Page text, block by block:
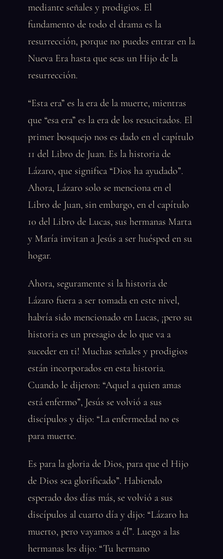
mediante señales y prodigios. El
fundamento de todo el drama es la
resurrección, porque no puedes entrar en la
Nueva Era hasta que seas un Hijo de la
resurrección.
“Esta era” es la era de la muerte, mientras
que “esa era” es la era de los resucitados. El
primer bosquejo nos es dado en el capítulo
11 del Libro de Juan. Es la historia de
Lázaro, que significa “Dios ha ayudado”.
Ahora, Lázaro solo se menciona en el
Libro de Juan, sin embargo, en el capítulo
10 del Libro de Lucas, sus hermanas Marta
y María invitan a Jesús a ser huésped en su
hogar.
Ahora, seguramente si la historia de
Lázaro fuera a ser tomada en este nivel,
habría sido mencionado en Lucas, ¡pero su
historia es un presagio de lo que va a
suceder en ti! Muchas señales y prodigios
están incorporados en esta historia.
Cuando le dijeron: “Aquel a quien amas
está enfermo”, Jesús se volvió a sus
discípulos y dijo: “La enfermedad no es
para muerte.
Es para la gloria de Dios, para que el Hijo
de Dios sea glorificado”. Habiendo
esperado dos días más, se volvió a sus
discípulos al cuarto día y dijo: “Lázaro ha
muerto, pero vayamos a él”. Luego a las
hermanas les dijo: “Tu hermano